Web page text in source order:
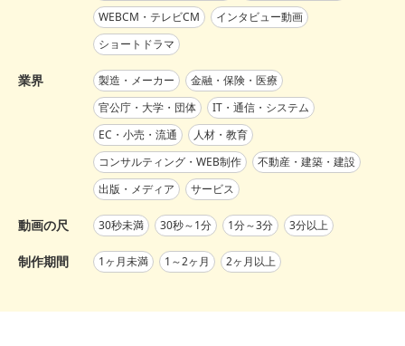
WEBCM・テレビCM
インタビュー動画
ショートドラマ
業界 製造・メーカー
金融・保険・医療
官公庁・大学・団体
IT・通信・システム
EC・小売・流通
人材・教育
コンサルティング・WEB制作
不動産・建築・建設
出版・メディア
サービス
動画の尺 30秒未満 30秒～1分 1分～3分 3分以上
制作期間 1ヶ月未満 1～2ヶ月 2ヶ月以上